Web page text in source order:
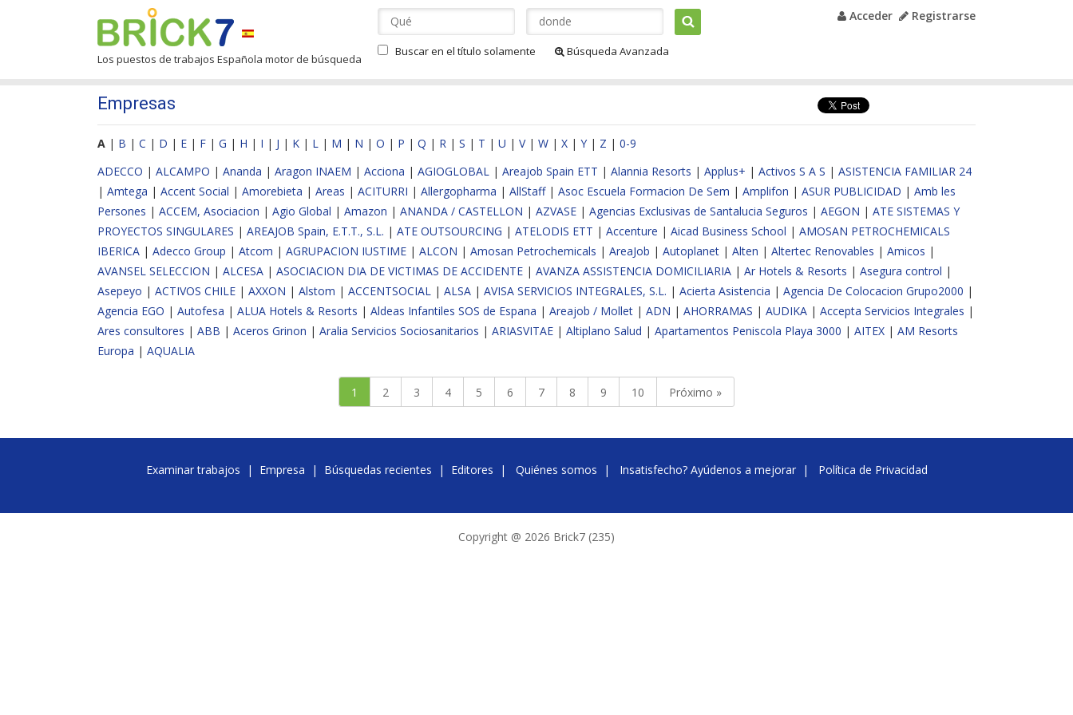
Los puestos de trabajos Española motor de búsqueda
Acceder Registrarse
Buscar en el título solamente Búsqueda Avanzada
Empresas
A | B | C | D | E | F | G | H | I | J | K | L | M | N | O | P | Q | R | S | T | U | V| W | X | Y | Z | 0-9
ADECCO | ALCAMPO | Ananda | Aragon INAEM | Acciona | AGIOGLOBAL | Areajob Spain ETT | Alannia Resorts | Applus+ | Activos S A S | ASISTENCIA FAMILIAR 24
| Amtega | Accent Social | Amorebieta | Areas | ACITURRI | Allergopharma | AllStaff| Asoc Escuela Formacion De Sem | Amplifon | ASUR PUBLICIDAD | Amb les
Persones | ACCEM, Asociacion | Agio Global | Amazon | ANANDA / CASTELLON | AZVASE | Agencias Exclusivas de Santalucia Seguros | AEGON | ATE SISTEMAS Y
PROYECTOS SINGULARES | AREAJOB Spain, E.T.T., S.L. | ATE OUTSOURCING | ATELODIS ETT | Accenture | Aicad Business School | AMOSAN PETROCHEMICALS
IBERICA | Adecco Group | Atcom | AGRUPACION IUSTIME | ALCON | Amosan Petrochemicals | AreaJob | Autoplanet | Alten | Altertec Renovables | Amicos |
AVANSEL SELECCION | ALCESA | ASOCIACION DIA DE VICTIMAS DE ACCIDENTE | AVANZA ASSISTENCIA DOMICILIARIA | Ar Hotels & Resorts | Asegura control |
Asepeyo | ACTIVOS CHILE | AXXON | Alstom | ACCENTSOCIAL | ALSA | AVISA SERVICIOS INTEGRALES, S.L. | Acierta Asistencia | Agencia De Colocacion Grupo2000 |
Agencia EGO | Autofesa | ALUA Hotels & Resorts | Aldeas Infantiles SOS de Espana | Areajob / Mollet | ADN | AHORRAMAS | AUDIKA | Accepta Servicios Integrales |
Ares consultores | ABB | Aceros Grinon | Aralia Servicios Sociosanitarios | ARIASVITAE | Altiplano Salud | Apartamentos Peniscola Playa 3000 | AITEX | AM Resorts
Europa | AQUALIA
1 2 3 4 5 6 7 8 9 10 Próximo »
Examinar trabajos | Empresa | Búsquedas recientes | Editores | Quiénes somos | Insatisfecho? Ayúdenos a mejorar| Política de Privacidad
Copyright @ 2026 Brick7 (235)